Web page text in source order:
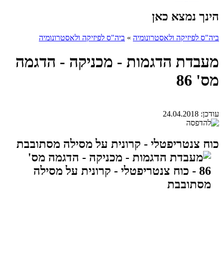
הינך נמצא כאן
ביה"ס לפיזיקה ולאסטרונומיה » ביה"ס לפיזיקה ולאסטרונומיה
מעבדת הדגמות - מכניקה - הדגמה
מס' 86
עודכן: 24.04.2018
כוח צנטריפטלי - קרונית על מסילה מסתובבת